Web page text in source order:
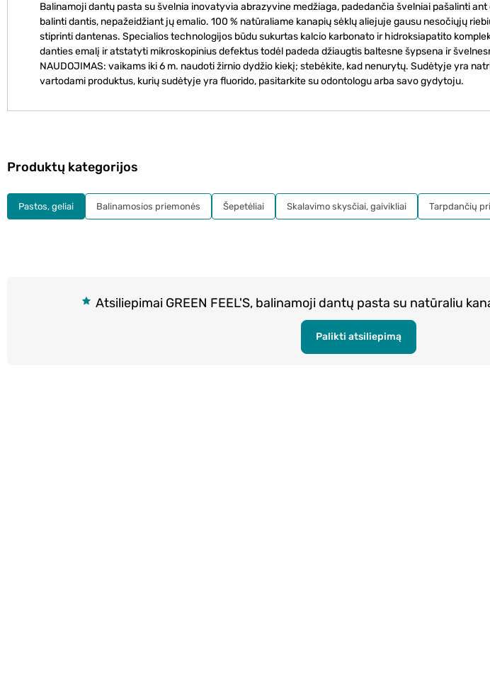
Balinamoji dantų pasta su švelnia inovatyvia abrazyvine medžiaga, padedančia švelniai pašalinti
balinti dantis, nepažeidžiant jų emalio. 100 % natūraliame kanapių sėklų aliejuje gausu nesočiųjų
stiprinti dantenas. Specialios technologijos būdu sukurtas kalcio karbonato ir hidroksiapatito
danties emalį ir atstatyti mikroskopinius defektus todėl padeda džiaugtis baltesne šypsena ir
NAUDOJIMAS: vaikams iki 6 m. naudoti žirnio dydžio kiekį; stebėkite, kad nenurytų. Sudėtyje yra
vartodami produktus, kurių sudėtyje yra fluorido, pasitarkite su odontologu arba savo gydytoju.
Atsiliepimai GREEN FEEL'S, balinamoji dantų pasta su natūraliu
Palikti atsiliepimą
Produktų kategorijos
Pastos, geliai Balinamosios priemonės Šepetėliai Skalavimo skysčiai, gaivikliai Tarpdančių